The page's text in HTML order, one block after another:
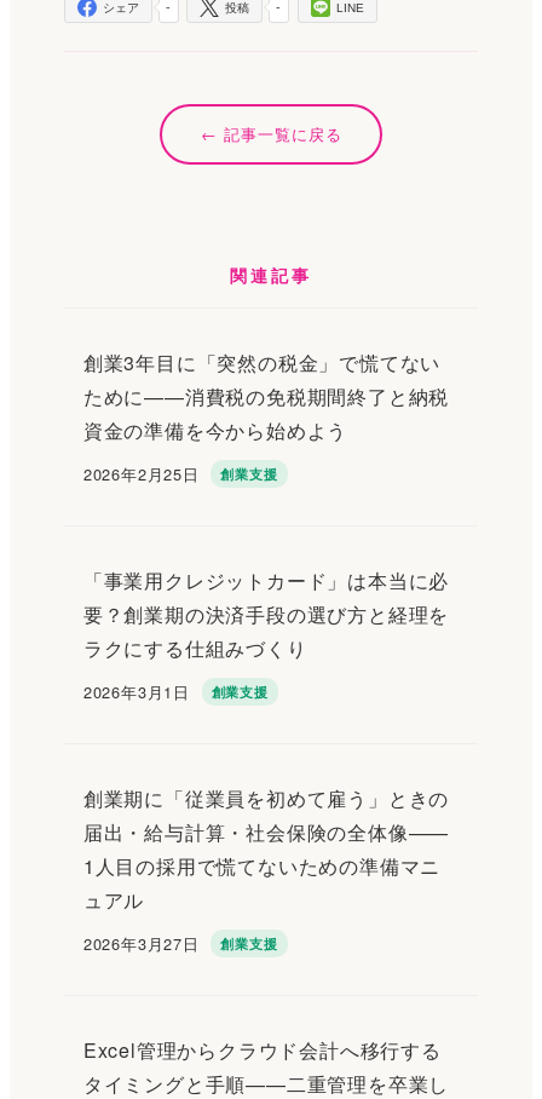
-
シェア -
投稿 LINE
記事一覧に戻る
関連記事
創業3年目に「突然の税金」で慌てない
ために——消費税の免税期間終了と納税
資金の準備を今から始めよう
投稿日
2026年2月25日 創業支援
「事業用クレジットカード」は本当に必
要？創業期の決済手段の選び方と経理を
ラクにする仕組みづくり
投稿日
2026年3月1日 創業支援
創業期に「従業員を初めて雇う」ときの
届出・給与計算・社会保険の全体像——
1人目の採用で慌てないための準備マニ
ュアル
投稿日
2026年3月27日 創業支援
Excel管理からクラウド会計へ移行する
タイミングと手順——二重管理を卒業し